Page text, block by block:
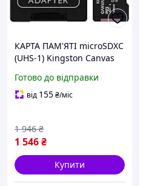
КАРТА ПАМ'ЯТІ microSDXC
(UHS-1) Kingston Canvas
А1 (R-100MB/s) (adapter
SD)
Готово до відправки
від 155₴/міс
1 546₴
1 946 ₴
Купити